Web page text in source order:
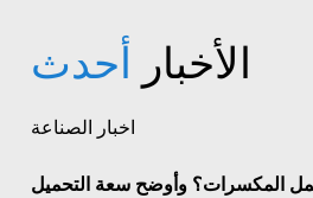
الأخبار أحدث
اخبار الصناعة
المكسرات؟ وأوضح سعة التحميل